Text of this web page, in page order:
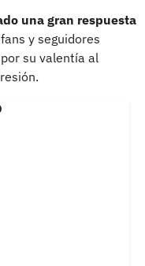
una gran respuesta
y seguidores
su valentía al